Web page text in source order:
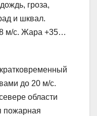
гроза,
и шквал.
м/с. Жара +35…
до 20 м/с.
области
пожарная